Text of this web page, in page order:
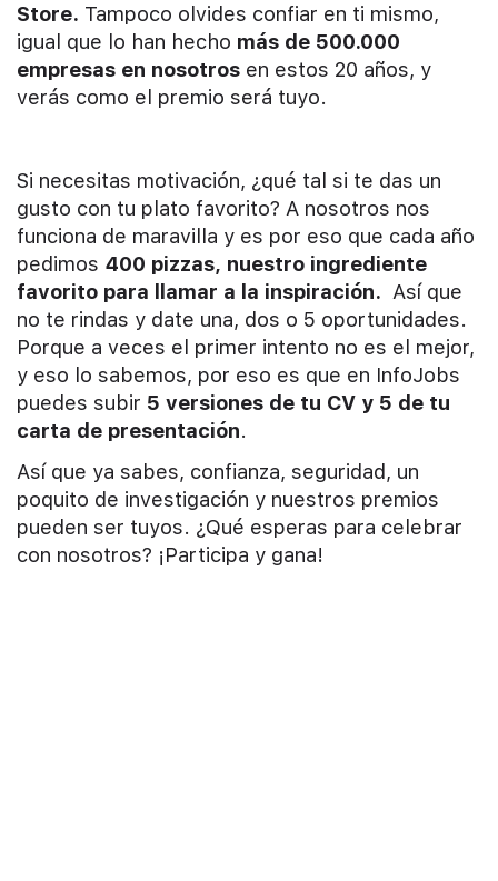
Store. Tampoco olvides confiar en ti mismo,
igual que lo han hecho más de 500.000
empresas en nosotros en estos 20 años, y
verás como el premio será tuyo.
Si necesitas motivación, ¿qué tal si te das un
gusto con tu plato favorito? A nosotros nos
funciona de maravilla y es por eso que cada año
pedimos 400 pizzas, nuestro ingrediente
favorito para llamar a la inspiración. Así que
no te rindas y date una, dos o 5 oportunidades.
Porque a veces el primer intento no es el mejor,
y eso lo sabemos, por eso es que en InfoJobs
puedes subir 5 versiones de tu CV y 5 de tu
carta de presentación.
Así que ya sabes, confianza, seguridad, un
poquito de investigación y nuestros premios
pueden ser tuyos. ¿Qué esperas para celebrar
con nosotros? ¡Participa y gana!